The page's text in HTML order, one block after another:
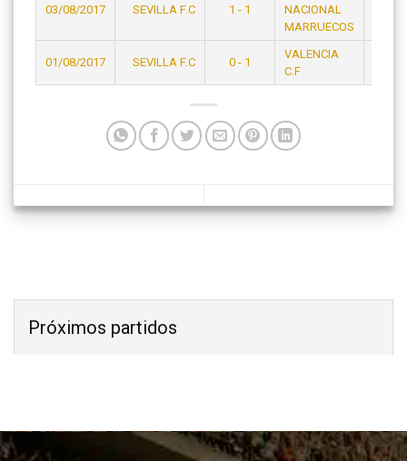
03/08/2017 SEVILLA F.C 1 - 1
NACIONAL
MARRUECOS
01/08/2017 SEVILLA F.C 0 - 1
VALENCIA
C.F
Próximos partidos